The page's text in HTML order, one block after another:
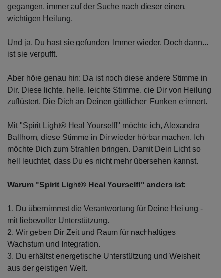
gegangen, immer auf der Suche nach dieser einen,
wichtigen Heilung.
Und ja, Du hast sie gefunden. Immer wieder. Doch dann...
ist sie verpufft.
Aber höre genau hin: Da ist noch diese andere Stimme in
Dir. Diese lichte, helle, leichte Stimme, die Dir von Heilung
zuflüstert. Die Dich an Deinen göttlichen Funken erinnert.
Mit "Spirit Light® Heal Yourself!" möchte ich, Alexandra
Ballhorn, diese Stimme in Dir wieder hörbar machen. Ich
möchte Dich zum Strahlen bringen. Damit Dein Licht so
hell leuchtet, dass Du es nicht mehr übersehen kannst.
Warum "Spirit Light® Heal Yourself!" anders ist:
1. Du übernimmst die Verantwortung für Deine Heilung -
mit liebevoller Unterstützung.
2. Wir geben Dir Zeit und Raum für nachhaltiges
Wachstum und Integration.
3. Du erhältst energetische Unterstützung und Weisheit
aus der geistigen Welt.